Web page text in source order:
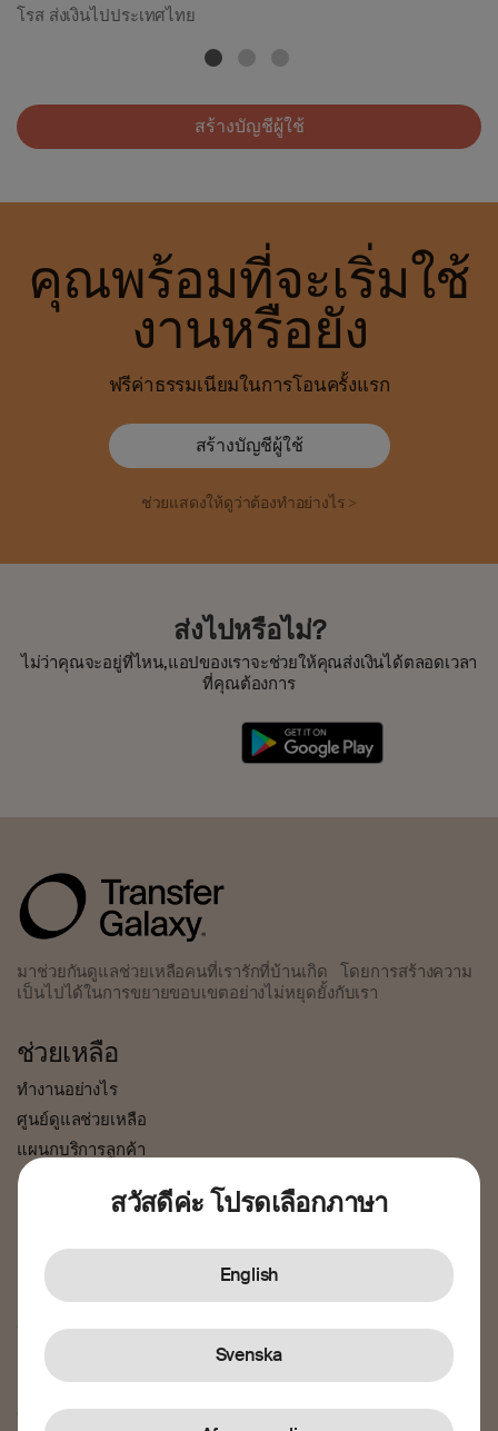
โรส ส่งเงินไปประเทศไทย
สร้างบัญชีผู้ใช้
คุณพร้อมที่จะเริ่มใช้
งานหรือยัง
ฟรีค่าธรรมเนียมในการโอนครั้งแรก
สร้างบัญชีผู้ใช้
ช่วยแสดงให้ดูว่าต้องทำอย่างไร >
ส่งไปหรือไม่?
ไม่ว่าคุณจะอยู่ที่ไหน,แอปของเราจะช่วยให้คุณส่งเงินได้ตลอดเวลา
ที่คุณต้องการ
สวัสดีค่ะ โปรดเลือกภาษา
English
Svenska
มาช่วยกันดูแลช่วยเหลือคนที่เรารักที่บ้านเกิด โดยการสร้างความ
เป็นไปได้ในการขยายขอบเขตอย่างไม่หยุดยั้งกับเรา
ช่วยเหลือ
ทำงานอย่างไร
ศูนย์ดูแลช่วยเหลือ
แผนกบริการลูกค้า
ความตระหนักรู้และการป้องกันการฉ้อโกง
เรื่องราวของเรา
ตำแหน่งงาน
ข่าวสารและข้อความ
กฏต่าง ๆ
ข้อกำหนดและเงื่อนไข